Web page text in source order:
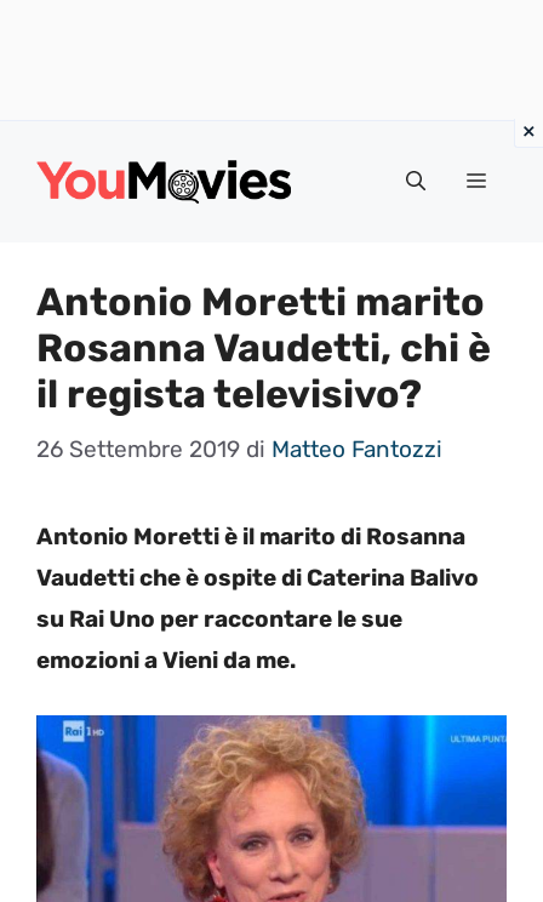
Menu
Antonio Moretti marito
Rosanna Vaudetti, chi è
il regista televisivo?
26 Settembre 2019 di Matteo Fantozzi
Antonio Moretti è il marito di Rosanna
Vaudetti che è ospite di Caterina Balivo
su Rai Uno per raccontare le sue
emozioni a Vieni da me.